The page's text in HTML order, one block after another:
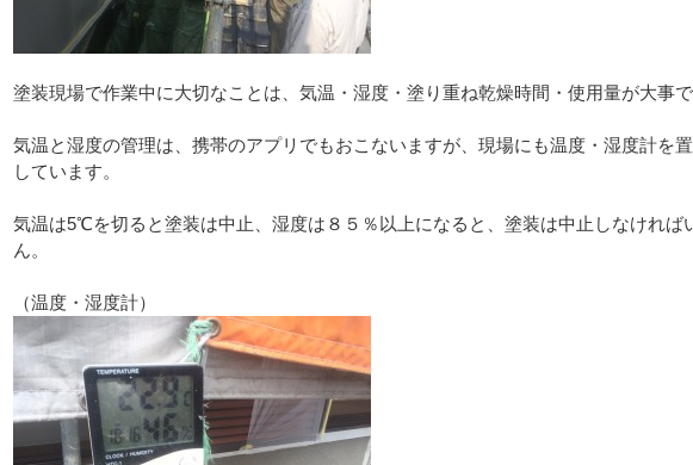
塗装現場で作業中に大切なことは、気温・湿度・塗り重ね乾燥時間・使用量が大事で
気温と湿度の管理は、携帯のアプリでもおこないますが、現場にも温度・湿度計を
しています。
気温は5℃を切ると塗装は中止、湿度は８５％以上になると、塗装は中止しなければ
ん。